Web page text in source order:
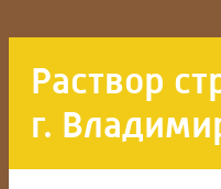
Раствор
г.